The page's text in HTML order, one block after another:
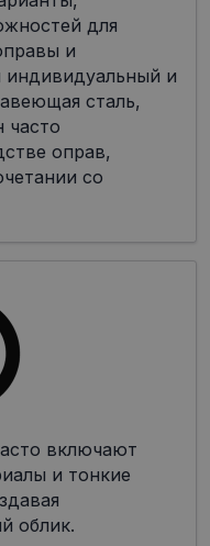
для
и
индивидуальный и
сталь,
часто
оправ,
со
включают
и тонкие
облик.